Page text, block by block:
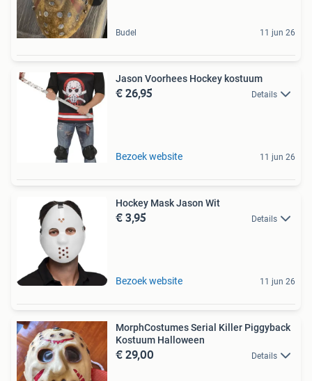
Budel 11 jun 26
Jason Voorhees Hockey kostuum
€ 26,95 Details
Bezoek website 11 jun 26
Hockey Mask Jason Wit
€ 3,95 Details
Bezoek website 11 jun 26
MorphCostumes Serial Killer Piggyback
Kostuum Halloween
€ 29,00 Details